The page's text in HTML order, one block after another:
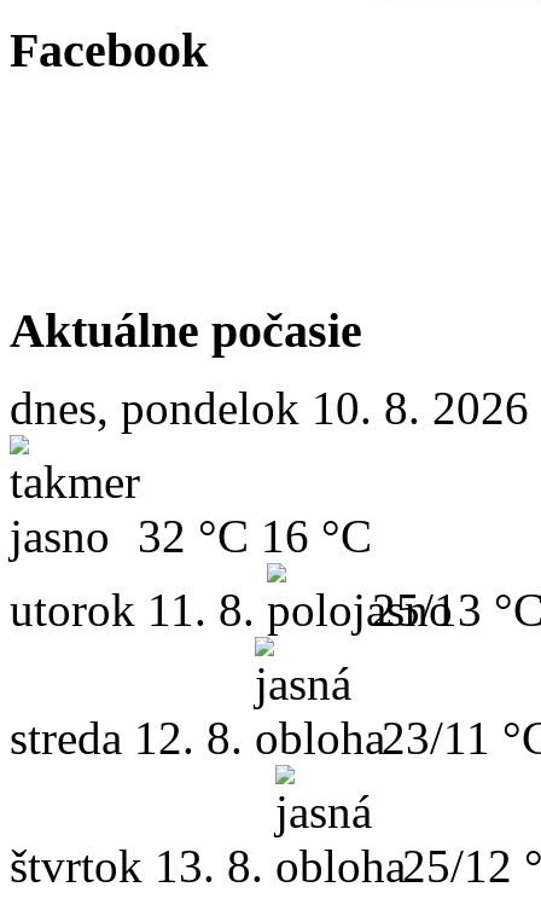
Facebook
Aktuálne počasie
dnes, pondelok 10. 8. 2026
32 °C 16 °C
utorok 11. 8. 25/13
streda 12. 8. 23/11
štvrtok 13. 8. 25/12